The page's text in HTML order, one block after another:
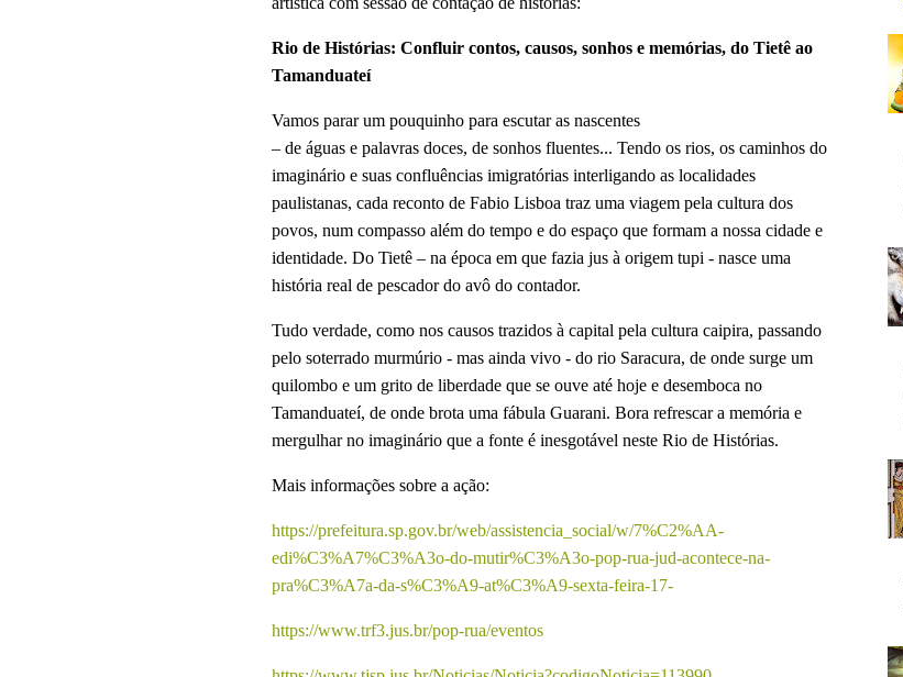
Rio de Histórias: Confluir contos, causos, sonhos e memórias, do Tietê ao
Tamanduateí
Vamos parar um pouquinho para escutar as nascentes
– de águas e palavras doces, de sonhos fluentes... Tendo os rios, os caminhos do
imaginário e suas confluências imigratórias interligando as localidades
paulistanas, cada reconto de Fabio Lisboa traz uma viagem pela cultura dos
povos, num compasso além do tempo e do espaço que formam a nossa cidade e
identidade. Do Tietê – na época em que fazia jus à origem tupi - nasce uma
história real de pescador do avô do contador.
Tudo verdade, como nos causos trazidos à capital pela cultura caipira, passando
pelo soterrado murmúrio - mas ainda vivo - do rio Saracura, de onde surge um
quilombo e um grito de liberdade que se ouve até hoje e desemboca no
Tamanduateí, de onde brota uma fábula Guarani. Bora refrescar a memória e
mergulhar no imaginário que a fonte é inesgotável neste Rio de Histórias.
Mais informações sobre a ação:
https://prefeitura.sp.gov.br/web/assistencia_social/w/7%C2%AA-
edi%C3%A7%C3%A3o-do-mutir%C3%A3o-pop-rua-jud-acontece-na-
pra%C3%A7a-da-s%C3%A9-at%C3%A9-sexta-feira-17-
https://www.trf3.jus.br/pop-rua/eventos